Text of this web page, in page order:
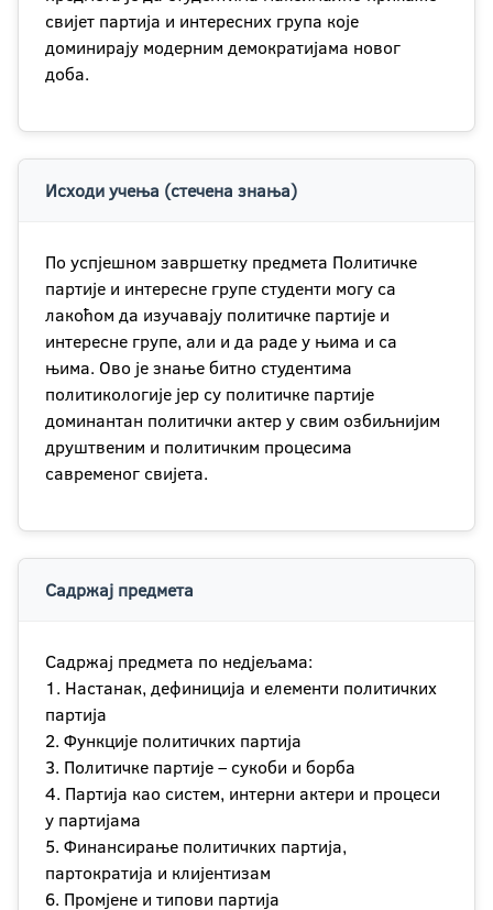
свијет партија и интересних група које
доминирају модерним демократијама новог
доба.
Исходи учења (стечена знања)
По успјешном завршетку предмета Политичке
партије и интересне групе студенти могу са
лакоћом да изучавају политичке партије и
интересне групе, али и да раде у њима и са
њима. Ово је знање битно студентима
политикологије јер су политичке партије
доминантан политички актер у свим озбиљнијим
друштвеним и политичким процесима
савременог свијета.
Садржај предмета
Садржај предмета по недјељама:
1. Настанак, дефиниција и елементи политичких
партија
2. Функције политичких партија
3. Политичке партије – сукоби и борба
4. Партија као систем, интерни актери и процеси
у партијама
5. Финансирање политичких партија,
партократија и клијентизам
6. Промјене и типови партија